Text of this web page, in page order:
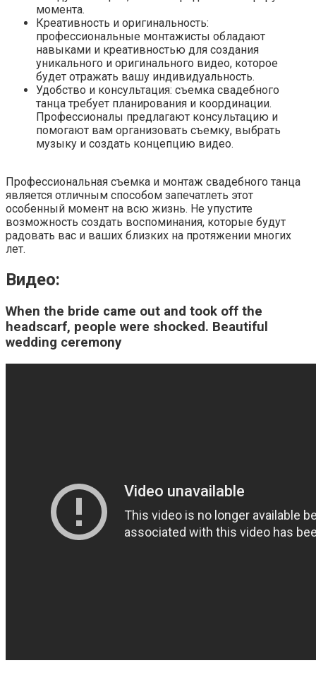
момента.
Креативность и оригинальность:
профессиональные монтажисты обладают
навыками и креативностью для создания
уникального и оригинального видео, которое
будет отражать вашу индивидуальность.
Удобство и консультация: съемка свадебного
танца требует планирования и координации.
Профессионалы предлагают консультацию и
помогают вам организовать съемку, выбрать
музыку и создать концепцию видео.
Профессиональная съемка и монтаж свадебного танца
является отличным способом запечатлеть этот
особенный момент на всю жизнь. Не упустите
возможность создать воспоминания, которые будут
радовать вас и ваших близких на протяжении многих
лет.
Видео:
When the bride came out and took off the
headscarf, people were shocked. Beautiful
wedding ceremony